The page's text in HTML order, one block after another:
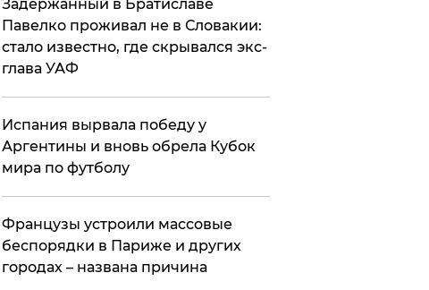
Задержанный в Братиславе
Павелко проживал не в Словакии:
стало известно, где скрывался экс-
глава УАФ
Испания вырвала победу у
Аргентины и вновь обрела Кубок
мира по футболу
Французы устроили массовые
беспорядки в Париже и других
городах – названа причина